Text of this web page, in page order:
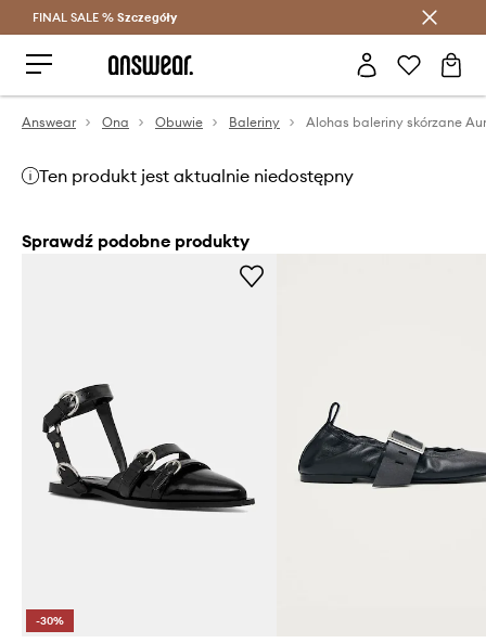
Oszczędzaj z Answear Club >
FINAL SALE % Szczegóły
Answear Ona Obuwie Baleriny Alohas baleriny skórzane
Ten produkt jest aktualnie niedostępny
Sprawdź podobne produkty
-30%